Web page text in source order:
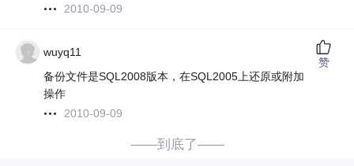
2010-09-09
wuyq11
备份文件是SQL2008版本，在SQL2005上还原或附加
操作
2010-09-09
赞
——到底了——